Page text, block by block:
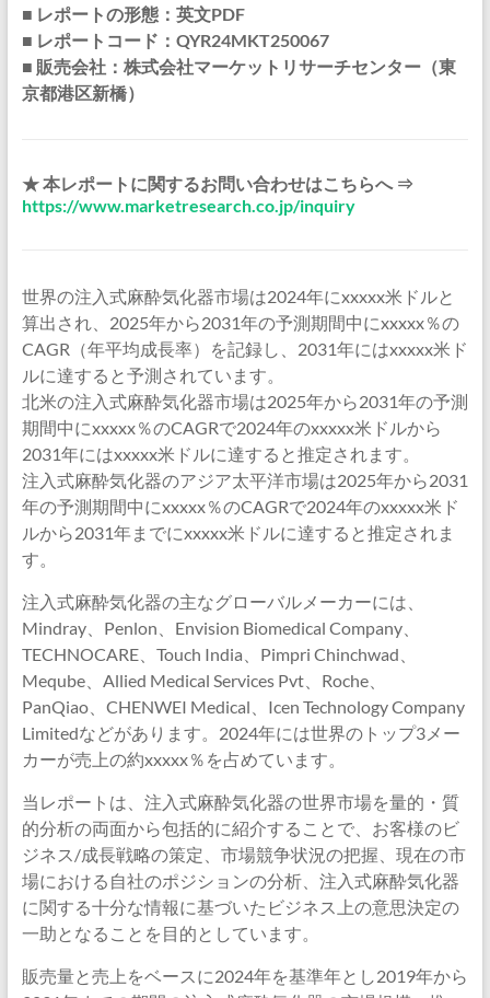
■ レポートの形態：英文PDF
■ レポートコード：QYR24MKT250067
■ 販売会社：株式会社マーケットリサーチセンター（東
京都港区新橋）
★ 本レポートに関するお問い合わせはこちらへ ⇒
https://www.marketresearch.co.jp/inquiry
世界の注入式麻酔気化器市場は2024年にxxxxx米ドルと
算出され、2025年から2031年の予測期間中にxxxxx％の
CAGR（年平均成長率）を記録し、2031年にはxxxxx米ド
ルに達すると予測されています。
北米の注入式麻酔気化器市場は2025年から2031年の予測
期間中にxxxxx％のCAGRで2024年のxxxxx米ドルから
2031年にはxxxxx米ドルに達すると推定されます。
注入式麻酔気化器のアジア太平洋市場は2025年から2031
年の予測期間中にxxxxx％のCAGRで2024年のxxxxx米ド
ルから2031年までにxxxxx米ドルに達すると推定されま
す。
注入式麻酔気化器の主なグローバルメーカーには、
Mindray、Penlon、Envision Biomedical Company、
TECHNOCARE、Touch India、Pimpri Chinchwad、
Meqube、Allied Medical Services Pvt、Roche、
PanQiao、CHENWEI Medical、Icen Technology Company
Limitedなどがあります。2024年には世界のトップ3メー
カーが売上の約xxxxx％を占めています。
当レポートは、注入式麻酔気化器の世界市場を量的・質
的分析の両面から包括的に紹介することで、お客様のビ
ジネス/成長戦略の策定、市場競争状況の把握、現在の市
場における自社のポジションの分析、注入式麻酔気化器
に関する十分な情報に基づいたビジネス上の意思決定の
一助となることを目的としています。
販売量と売上をベースに2024年を基準年とし2019年から